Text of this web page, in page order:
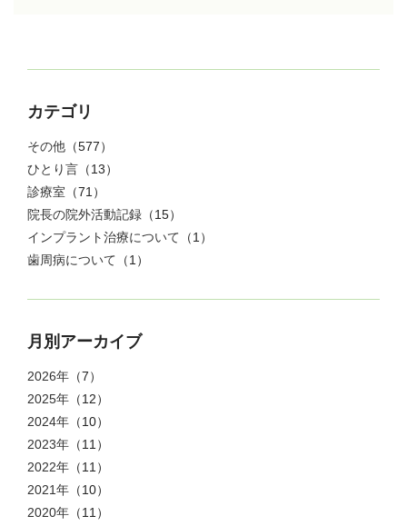
カテゴリ
その他 （577）
ひとり言 （13）
診療室 （71）
院長の院外活動記録 （15）
インプラント治療について （1）
歯周病について （1）
月別アーカイブ
2026年 （7）
2025年 （12）
2024年 （10）
2023年 （11）
2022年 （11）
2021年 （10）
2020年 （11）